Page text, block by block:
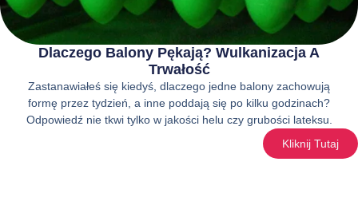
Dlaczego Balony Pękają? Wulkanizacja A
Trwałość
Zastanawiałeś się kiedyś, dlaczego jedne balony zachowują
formę przez tydzień, a inne poddają się po kilku godzinach?
Odpowiedź nie tkwi tylko w jakości helu czy grubości lateksu.
Kliknij Tutaj